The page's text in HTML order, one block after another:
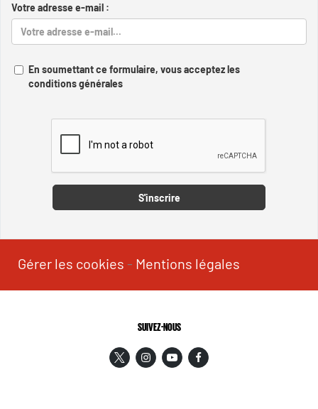
Votre adresse e-mail :
En soumettant ce formulaire, vous acceptez les
conditions générales
S'inscrire
Gérer les cookies - Mentions légales
SUIVEZ-NOUS